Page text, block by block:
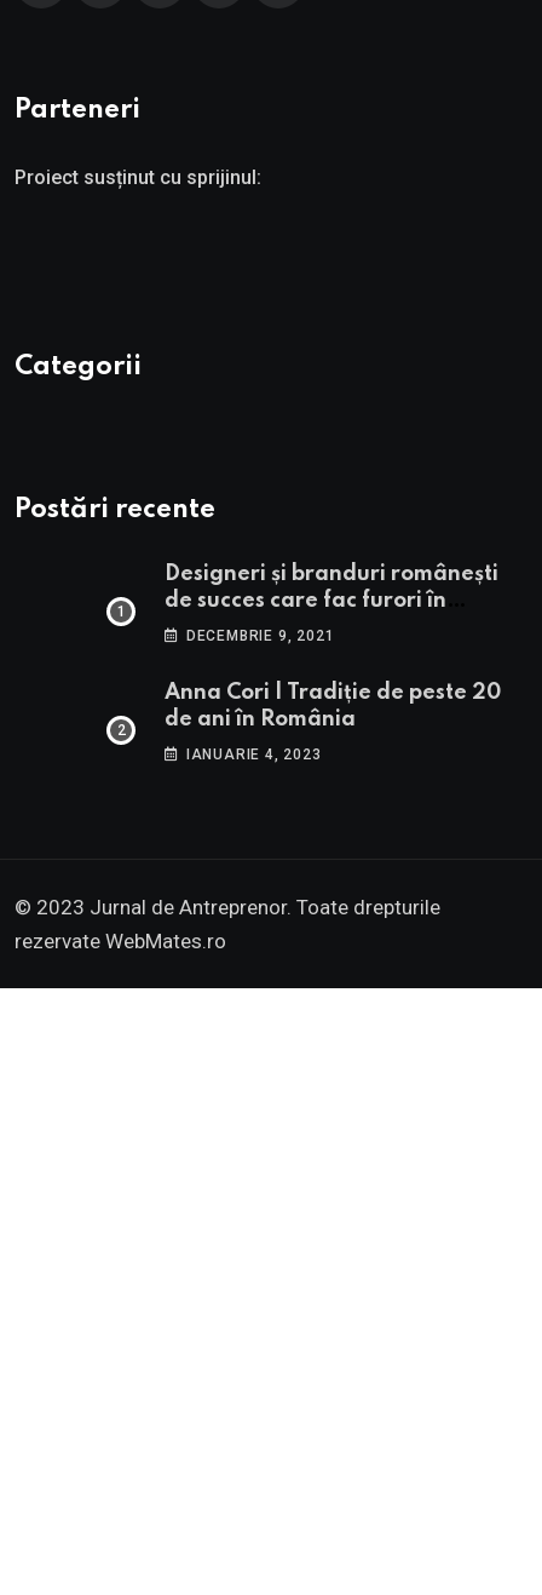
Parteneri
Proiect susținut cu sprijinul:
Categorii
Postări recente
Designeri și branduri românești
de succes care fac furori în
străinătate.
DECEMBRIE 9, 2021
Anna Cori | Tradiție de peste 20
de ani în România
IANUARIE 4, 2023
© 2023 Jurnal de Antreprenor. Toate drepturile
rezervate WebMates.ro